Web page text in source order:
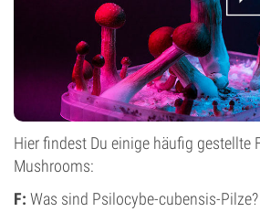
Hier findest Du einige häufig gestellte
Mushrooms:
F: Was sind Psilocybe-cubensis-Pilze?